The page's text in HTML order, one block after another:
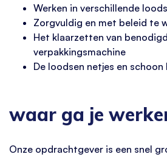
Werken in verschillende
Zorgvuldig en met beleid te
Het klaarzetten van
verpakkingsmachine
De loodsen netjes en schoon
waar ga je
Onze opdrachtgever is een snel